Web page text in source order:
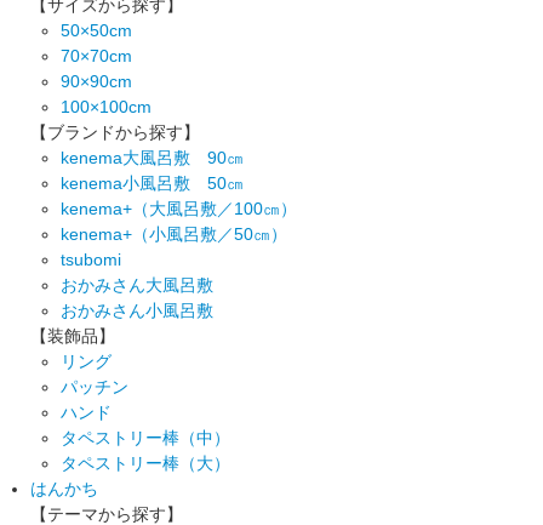
【サイズから探す】
50×50cm
70×70cm
90×90cm
100×100cm
【ブランドから探す】
kenema大風呂敷 90㎝
kenema小風呂敷 50㎝
kenema+（大風呂敷／100㎝）
kenema+（小風呂敷／50㎝）
tsubomi
おかみさん大風呂敷
おかみさん小風呂敷
【装飾品】
リング
パッチン
ハンド
タペストリー棒（中）
タペストリー棒（大）
はんかち
【テーマから探す】